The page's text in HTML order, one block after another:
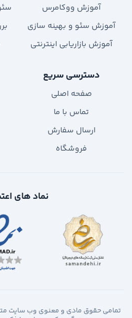
آموزش ووکامرس
آموزش سئو و بهینه سازی
آموزش بازاریابی اینترنتی
دسترسی سریع
صفحه اصلی
تماس با ما
ارسال سفارش
فروشگاه
نماد های
تمامی حقوق مادی و معنوی وب سایت